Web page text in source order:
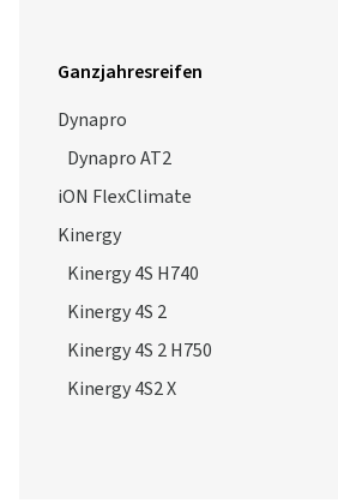
Ganzjahresreifen
Dynapro
Dynapro AT2
iON FlexClimate
Kinergy
Kinergy 4S H740
Kinergy 4S 2
Kinergy 4S 2 H750
Kinergy 4S2 X